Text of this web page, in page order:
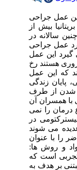
عمل جراحی
بیش از
سالانه در
از 000/600 مورد عمل جراحی
این عمل
هستند رخ
که این عمل
زندگی
از طرف
همسران آن
را نمی
در
می شوند
را با عنوان
و روش ها:
است که
بر هدف به